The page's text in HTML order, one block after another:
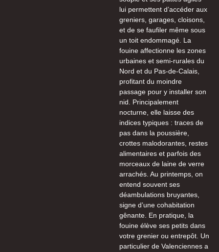
lui permettent d’accéder aux
greniers, garages, cloisons,
et de se faufiler même sous
un toit endommagé. La
fouine affectionne les zones
urbaines et semi-rurales du
Nord et du Pas-de-Calais,
profitant du moindre
passage pour y installer son
nid. Principalement
nocturne, elle laisse des
indices typiques : traces de
pas dans la poussière,
crottes malodorantes, restes
alimentaires et parfois des
morceaux de laine de verre
arrachés. Au printemps, on
entend souvent ses
déambulations bruyantes,
signe d’une cohabitation
gênante. En pratique, la
fouine élève ses petits dans
votre grenier ou entrepôt. Un
particulier de Valenciennes a